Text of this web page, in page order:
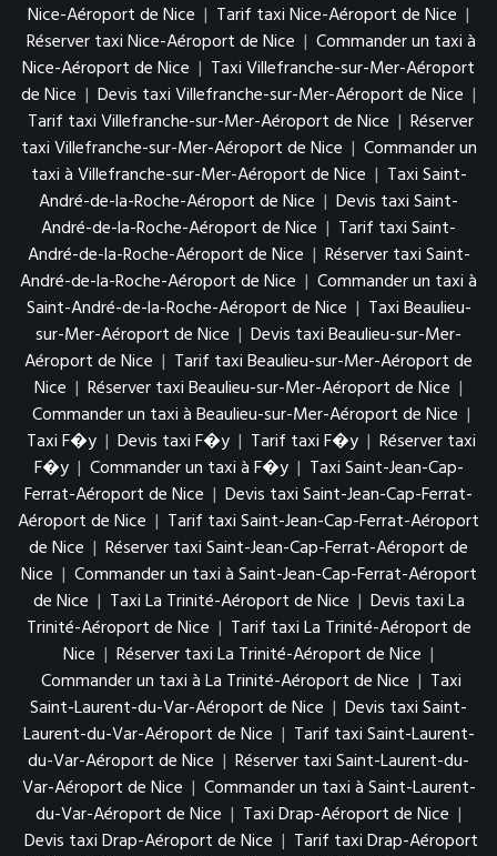
Nice-Aéroport de Nice | Tarif taxi Nice-Aéroport de Nice |
Réserver taxi Nice-Aéroport de Nice | Commander un taxi à
Nice-Aéroport de Nice | Taxi Villefranche-sur-Mer-Aéroport
de Nice | Devis taxi Villefranche-sur-Mer-Aéroport de Nice |
Tarif taxi Villefranche-sur-Mer-Aéroport de Nice | Réserver
taxi Villefranche-sur-Mer-Aéroport de Nice | Commander un
taxi à Villefranche-sur-Mer-Aéroport de Nice | Taxi Saint-
André-de-la-Roche-Aéroport de Nice | Devis taxi Saint-
André-de-la-Roche-Aéroport de Nice | Tarif taxi Saint-
André-de-la-Roche-Aéroport de Nice | Réserver taxi Saint-
André-de-la-Roche-Aéroport de Nice | Commander un taxi à
Saint-André-de-la-Roche-Aéroport de Nice | Taxi Beaulieu-
sur-Mer-Aéroport de Nice | Devis taxi Beaulieu-sur-Mer-
Aéroport de Nice | Tarif taxi Beaulieu-sur-Mer-Aéroport de
Nice | Réserver taxi Beaulieu-sur-Mer-Aéroport de Nice |
Commander un taxi à Beaulieu-sur-Mer-Aéroport de Nice |
Taxi F�y | Devis taxi F�y | Tarif taxi F�y | Réserver taxi
F�y | Commander un taxi à F�y | Taxi Saint-Jean-Cap-
Ferrat-Aéroport de Nice | Devis taxi Saint-Jean-Cap-Ferrat-
Aéroport de Nice | Tarif taxi Saint-Jean-Cap-Ferrat-Aéroport
de Nice | Réserver taxi Saint-Jean-Cap-Ferrat-Aéroport de
Nice | Commander un taxi à Saint-Jean-Cap-Ferrat-Aéroport
de Nice | Taxi La Trinité-Aéroport de Nice | Devis taxi La
Trinité-Aéroport de Nice | Tarif taxi La Trinité-Aéroport de
Nice | Réserver taxi La Trinité-Aéroport de Nice |
Commander un taxi à La Trinité-Aéroport de Nice | Taxi
Saint-Laurent-du-Var-Aéroport de Nice | Devis taxi Saint-
Laurent-du-Var-Aéroport de Nice | Tarif taxi Saint-Laurent-
du-Var-Aéroport de Nice | Réserver taxi Saint-Laurent-du-
Var-Aéroport de Nice | Commander un taxi à Saint-Laurent-
du-Var-Aéroport de Nice | Taxi Drap-Aéroport de Nice |
Devis taxi Drap-Aéroport de Nice | Tarif taxi Drap-Aéroport